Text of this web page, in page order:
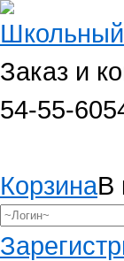
Заказ и
54-55-60
КорзинаВ